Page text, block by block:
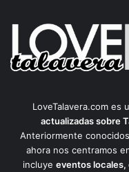
LoveTalavera.com es
actualizadas sobre
Anteriormente
ahora nos centramos
incluye eventos